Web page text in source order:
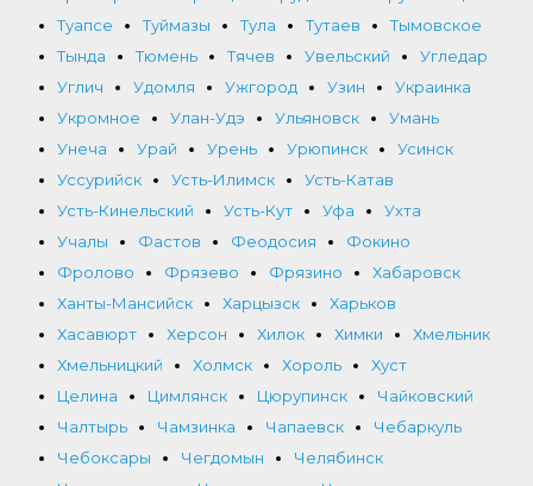
Туапсе
Туймазы Тула Тутаев
Тымовское
Тында
Тюмень Тячев Увельский
Угледар
Углич
Удомля Ужгород Узин
Украинка
Укромное
Улан-Удэ Ульяновск
Умань
Унеча
Урай Урень Урюпинск
Усинск
Уссурийск
Усть-Илимск
Усть-Катав
Усть-Кинельский
Усть-Кут Уфа
Ухта
Учалы
Фастов Феодосия
Фокино
Фролово
Фрязево Фрязино
Хабаровск
Ханты-Мансийск
Харцызск
Харьков
Хасавюрт
Херсон Хилок Химки
Хмельник
Хмельницкий
Холмск Хороль
Хуст
Целина
Цимлянск Цюрупинск
Чайковский
Чалтырь
Чамзинка Чапаевск
Чебаркуль
Чебоксары
Чегдомын
Челябинск